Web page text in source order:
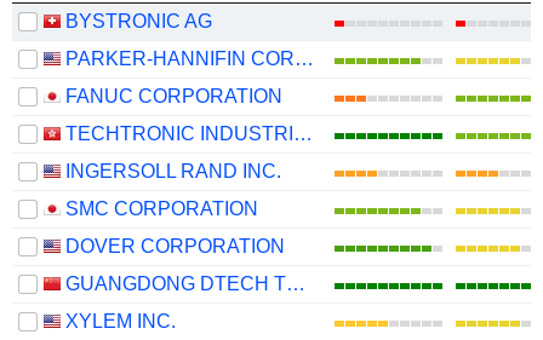
BYSTRONIC AG
PARKER-HANNIFIN CORPORATION
FANUC CORPORATION
TECHTRONIC INDUSTRIES COMPANY LIMITED
INGERSOLL RAND INC.
SMC CORPORATION
DOVER CORPORATION
GUANGDONG DTECH TECHNOLOGY CO., LTD.
XYLEM INC.